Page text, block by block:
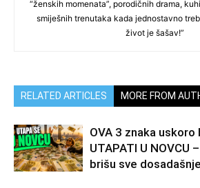
“ženskih momenata”, porodičnih drama,
smiješnih trenutaka kada jednostavno
život je šašav!”
RELATED ARTICLES MORE FROM
OVA 3 znaka uskoro
UTAPATI U NOVCU
brišu sve